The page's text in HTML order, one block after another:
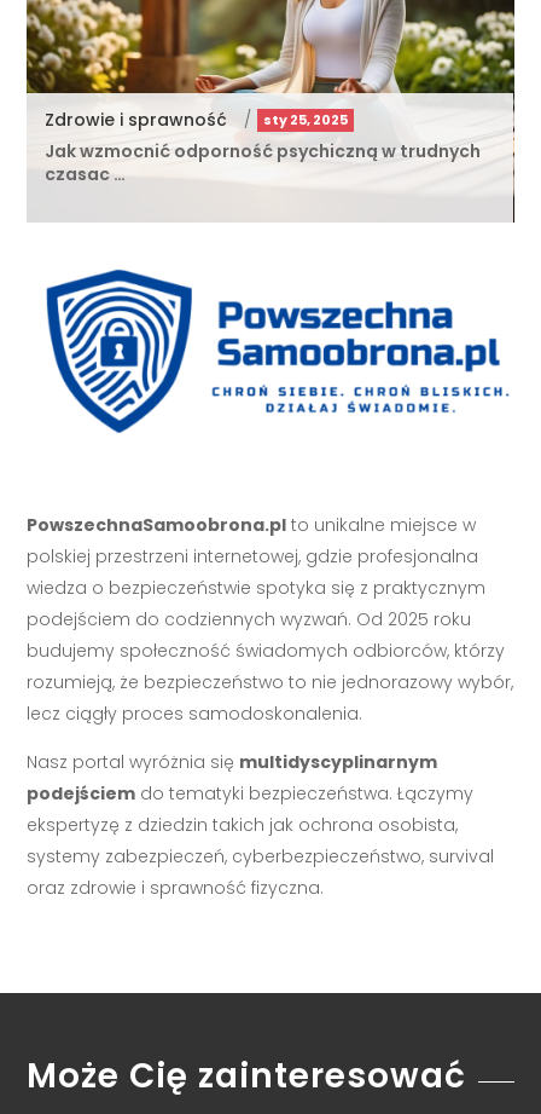
Zdrowie i sprawność / sty 25, 2025
Jak wzmocnić odporność psychiczną w trudnych
czasac …
PowszechnaSamoobrona.pl to unikalne miejsce w
polskiej przestrzeni internetowej, gdzie profesjonalna
wiedza o bezpieczeństwie spotyka się z praktycznym
podejściem do codziennych wyzwań. Od 2025 roku
budujemy społeczność świadomych odbiorców, którzy
rozumieją, że bezpieczeństwo to nie jednorazowy wybór,
lecz ciągły proces samodoskonalenia.
Nasz portal wyróżnia się multidyscyplinarnym
podejściem do tematyki bezpieczeństwa. Łączymy
ekspertyzę z dziedzin takich jak ochrona osobista,
systemy zabezpieczeń, cyberbezpieczeństwo, survival
oraz zdrowie i sprawność fizyczna.
Może Cię zainteresować